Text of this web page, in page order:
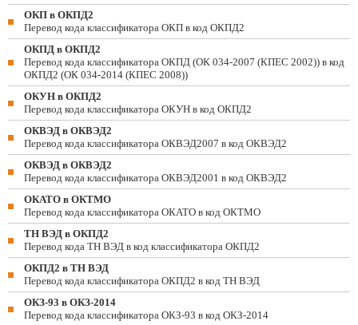
ОКП в ОКПД2
Перевод кода классификатора ОКП в код ОКПД2
ОКПД в ОКПД2
Перевод кода классификатора ОКПД (ОК 034-2007 (КПЕС 2002)) в код
ОКПД2 (ОК 034-2014 (КПЕС 2008))
ОКУН в ОКПД2
Перевод кода классификатора ОКУН в код ОКПД2
ОКВЭД в ОКВЭД2
Перевод кода классификатора ОКВЭД2007 в код ОКВЭД2
ОКВЭД в ОКВЭД2
Перевод кода классификатора ОКВЭД2001 в код ОКВЭД2
ОКАТО в ОКТМО
Перевод кода классификатора ОКАТО в код ОКТМО
ТН ВЭД в ОКПД2
Перевод кода ТН ВЭД в код классификатора ОКПД2
ОКПД2 в ТН ВЭД
Перевод кода классификатора ОКПД2 в код ТН ВЭД
ОКЗ-93 в ОКЗ-2014
Перевод кода классификатора ОКЗ-93 в код ОКЗ-2014